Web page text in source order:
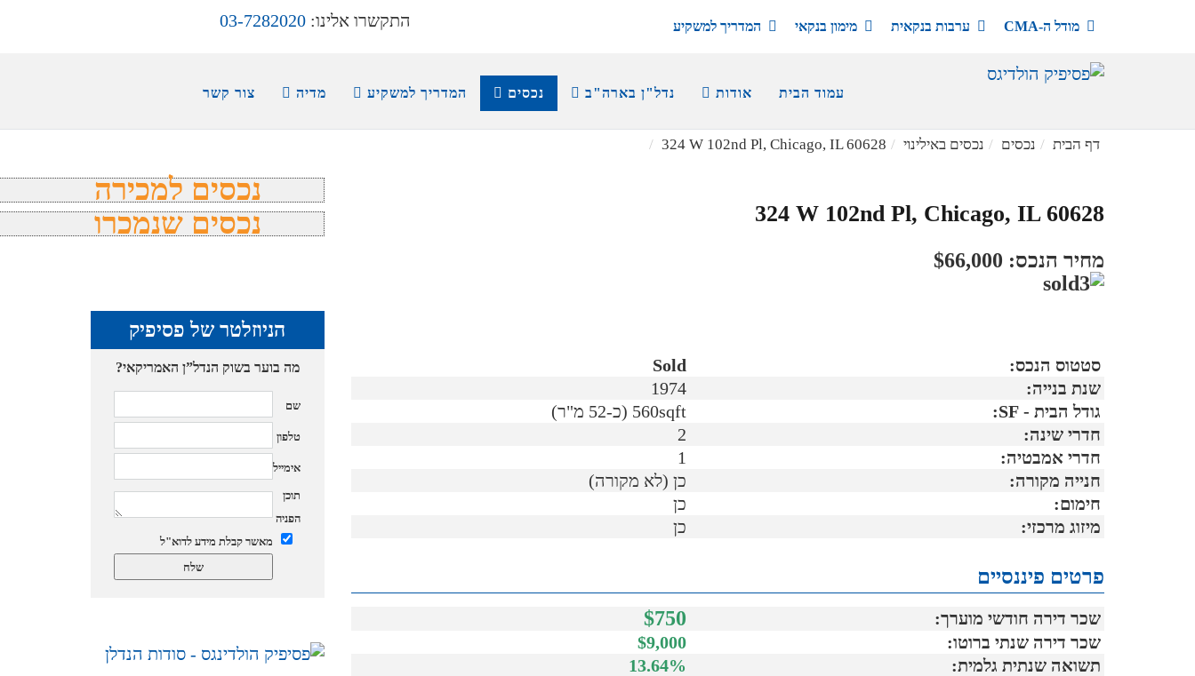
מודל ה-CMA ערבות בנקאית מימון בנקאי המדריך למשקיע התקשרו אלינו: 03-7282020
עמוד הבית אודות נדל"ן בארה"ב נכסים המדריך למשקיע מדיה צור קשר
דף הבית נכסים נכסים באילינוי 324 W 102nd Pl, Chicago, IL 60628
324 W 102nd Pl, Chicago, IL 60628
מחיר הנכס: $66,000
סטטוס הנכס:
Sold
שנת בנייה:
1974
גודל הבית - SF:
560sqft (כ-52 מ"ר)
חדרי שינה:
2
חדרי אמבטיה:
1
חנייה מקורה:
כן (לא מקורה)
חימום:
כן
מיזוג מרכזי:
כן
פרטים פיננסיים
שכר דירה חודשי מוערך: $750
שכר דירה שנתי ברוטו:
$9,000
תשואה שנתית גלמית:
13.64%
נכסים למכירה
נכסים שנמכרו
הניוזלטר של פסיפיק
מה בוער בשוק הנדל”ן האמריקאי?
שם
טלפון
אימייל
תוכן
הפניה
מאשר קבלת מידע לדוא"ל